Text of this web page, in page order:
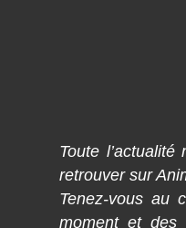
Toute
retrouver sur
Tenez-vous au
moment et des